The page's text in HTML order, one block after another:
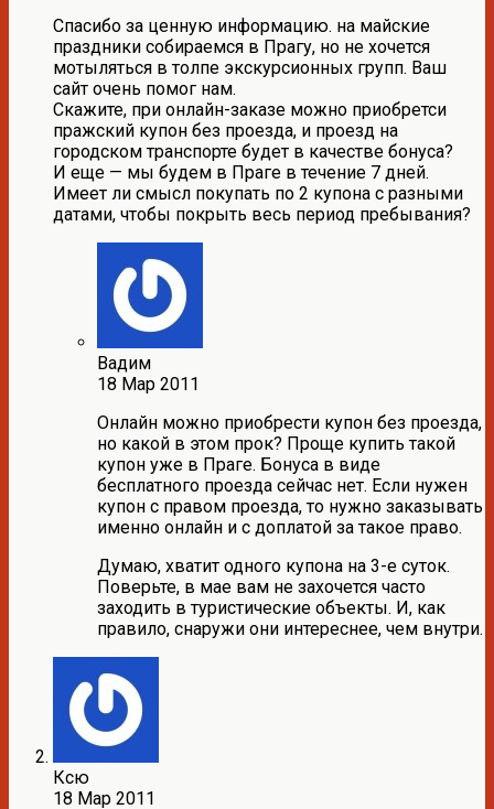
Спасибо за ценную информацию. на майские
праздники собираемся в Прагу, но не хочется
мотыляться в толпе экскурсионных групп. Ваш
сайт очень помог нам.
Скажите, при онлайн-заказе можно приобретси
пражский купон без проезда, и проезд на
городском транспорте будет в качестве бонуса?
И еще — мы будем в Праге в течение 7 дней.
Имеет ли смысл покупать по 2 купона с разными
датами, чтобы покрыть весь период пребывания?
Вадим
18 Мар 2011
Онлайн можно приобрести купон без проезда,
но какой в этом прок? Проще купить такой
купон уже в Праге. Бонуса в виде
бесплатного проезда сейчас нет. Если нужен
купон с правом проезда, то нужно заказывать
именно онлайн и с доплатой за такое право.
Думаю, хватит одного купона на 3-е суток.
Поверьте, в мае вам не захочется часто
заходить в туристические объекты. И, как
правило, снаружи они интереснее, чем внутри.
Ксю
18 Мар 2011